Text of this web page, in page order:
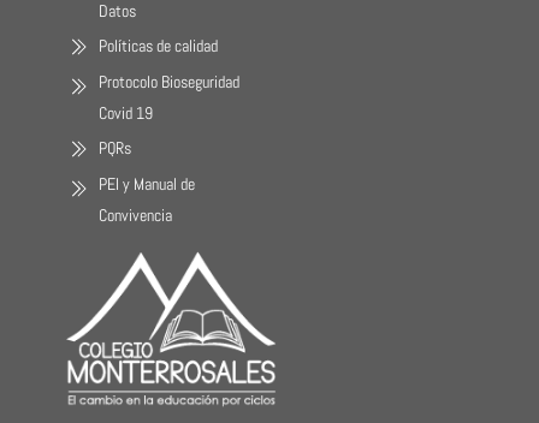
Datos
Políticas de calidad
Protocolo Bioseguridad
Covid 19
PQRs
PEI y Manual de
Convivencia